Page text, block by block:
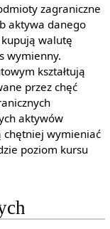
zagraniczne
aktywa danego
walutę
wymienny.
kształtują
przez chęć
aktywów
chętniej wymieniać
poziom kursu